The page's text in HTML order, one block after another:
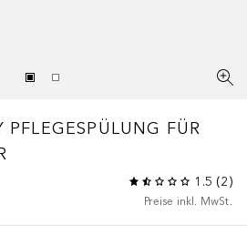
FÜR
1.5 (2)
Preise inkl. MwSt.